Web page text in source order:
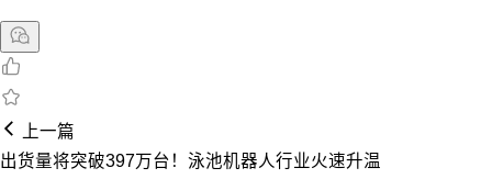
上一篇
出货量将突破397万台！泳池机器人行业火速升温